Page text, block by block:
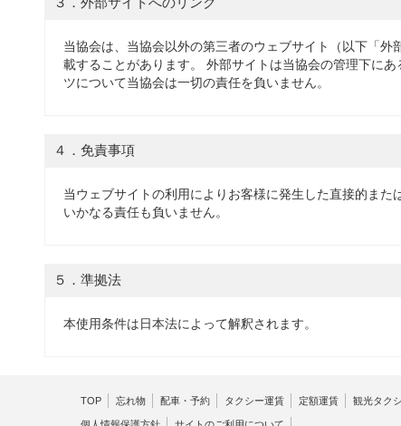
３．外部サイトへのリンク
当協会は、当協会以外の第三者のウェブサイト（以下「外
載することがあります。 外部サイトは当協会の管理下に
ツについて当協会は一切の責任を負いません。
４．免責事項
当ウェブサイトの利用によりお客様に発生した直接的また
いかなる責任も負いません。
５．準拠法
本使用条件は日本法によって解釈されます。
TOP 忘れ物 配車・予約 タクシー運賃 定額運賃 観光タク